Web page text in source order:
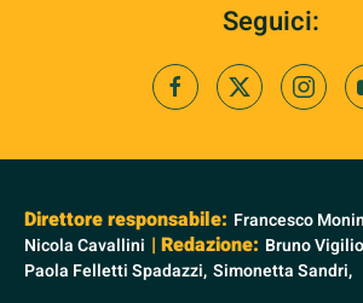
Seguici:
Direttore responsabile: Francesco
Nicola Cavallini | Redazione: Bruno
Paola Felletti Spadazzi, Simonetta Sandri,